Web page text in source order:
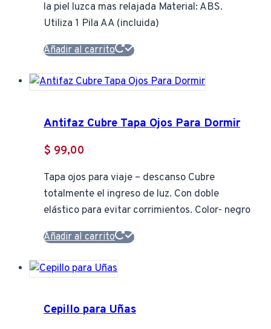
la piel luzca mas relajada Material: ABS.
Utiliza 1 Pila AA (incluida)
Añadir al carrito
Antifaz Cubre Tapa Ojos Para Dormir
$ 99,00
Tapa ojos para viaje – descanso Cubre
totalmente el ingreso de luz. Con doble
elástico para evitar corrimientos. Color- negro
Añadir al carrito
Cepillo para Uñas